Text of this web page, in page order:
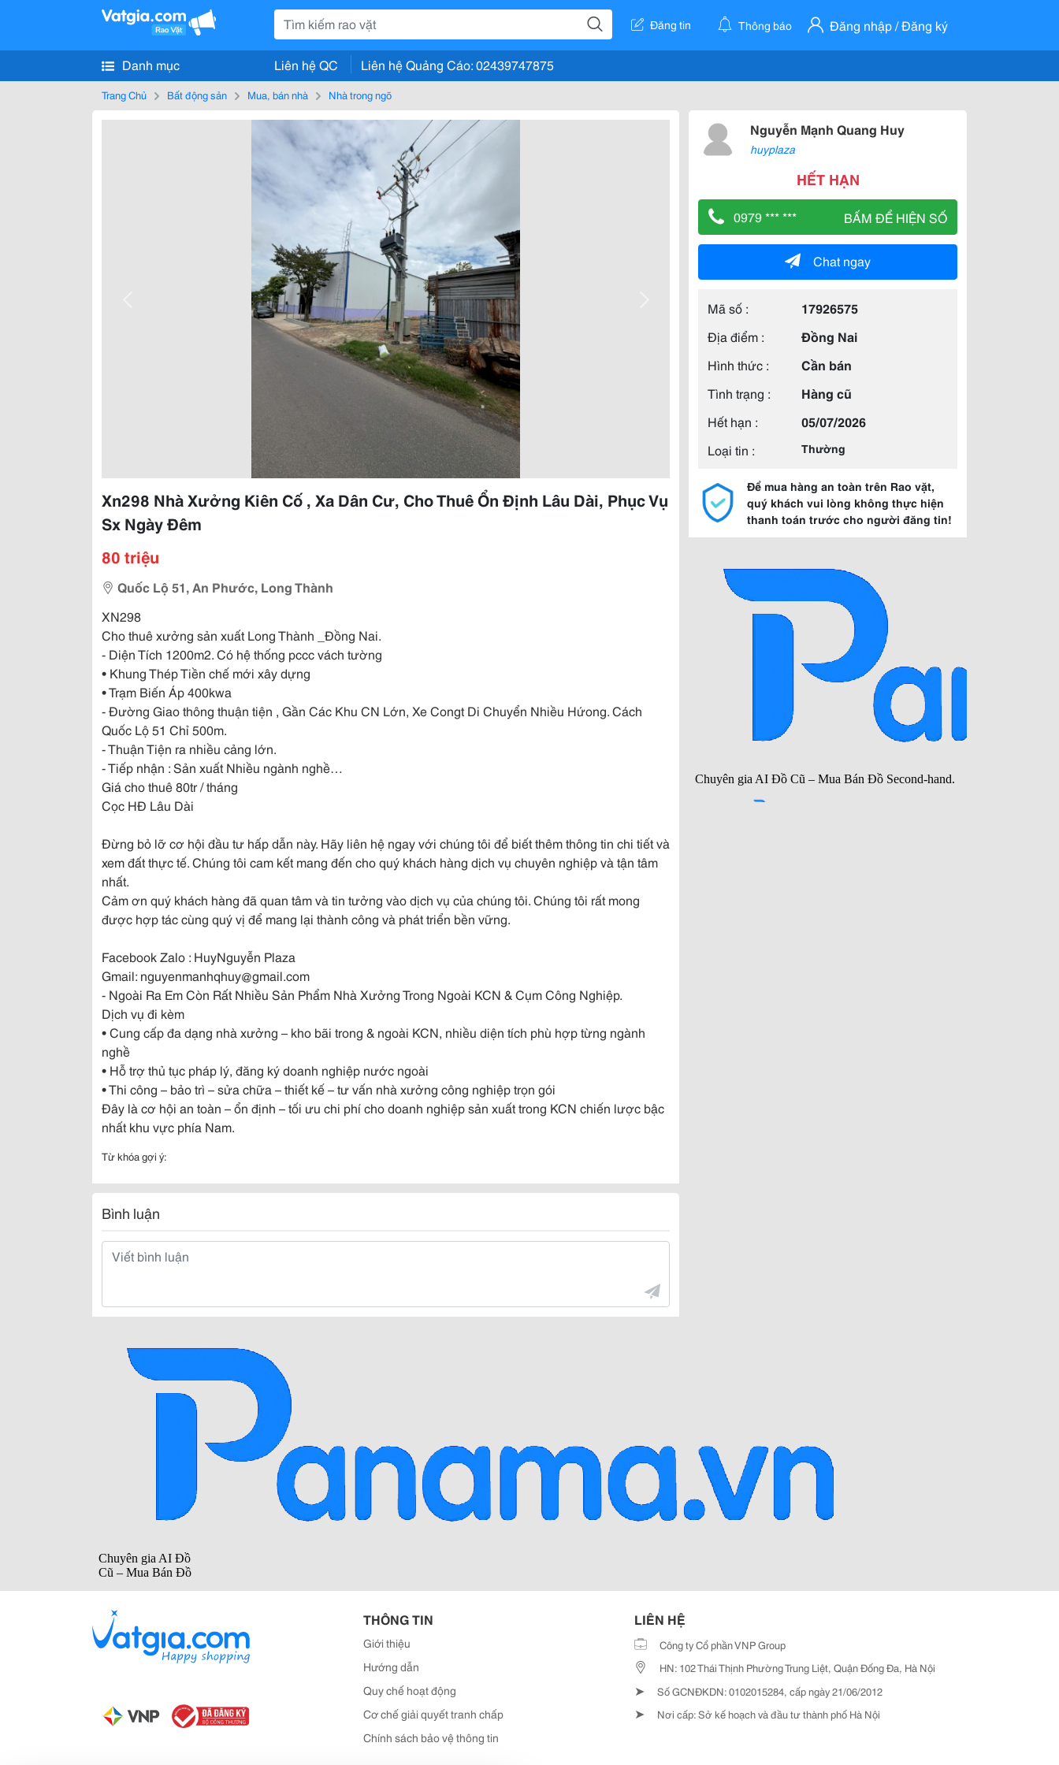
Đăng tin Thông báo Đăng nhập / Đăng ký
Danh mục Liên hệ QC Liên hệ Quảng Cáo: 02439747875
Trang Chủ Bất động sản Mua, bán nhà Nhà trong ngõ
Xn298 Nhà Xưởng Kiên Cố , Xa Dân Cư, Cho Thuê Ổn Định Lâu Dài, Phục Vụ
Sx Ngày Đêm
80 triệu
Quốc Lộ 51, An Phước, Long Thành
XN298
Cho thuê xưởng sản xuất Long Thành _Đồng Nai.
- Diện Tích 1200m2. Có hệ thống pccc vách tường
• Khung Thép Tiền chế mới xây dựng
• Trạm Biến Áp 400kwa
- Đường Giao thông thuận tiện , Gần Các Khu CN Lớn, Xe Congt Di Chuyển Nhiều Hứong. Cách
Quốc Lộ 51 Chỉ 500m.
- Thuận Tiện ra nhiều cảng lớn.
- Tiếp nhận : Sản xuất Nhiều ngành nghề…
Giá cho thuê 80tr / tháng
Cọc HĐ Lâu Dài
Đừng bỏ lỡ cơ hội đầu tư hấp dẫn này. Hãy liên hệ ngay với chúng tôi để biết thêm thông tin chi tiết và
xem đất thực tế. Chúng tôi cam kết mang đến cho quý khách hàng dịch vụ chuyên nghiệp và tận tâm
nhất.
Cảm ơn quý khách hàng đã quan tâm và tin tưởng vào dịch vụ của chúng tôi. Chúng tôi rất mong
được hợp tác cùng quý vị để mang lại thành công và phát triển bền vững.
Facebook Zalo : HuyNguyễn Plaza
Gmail: nguyenmanhqhuy@gmail.com
- Ngoài Ra Em Còn Rất Nhiều Sản Phẩm Nhà Xưởng Trong Ngoài KCN & Cụm Công Nghiệp.
Dịch vụ đi kèm
• Cung cấp đa dạng nhà xưởng – kho bãi trong & ngoài KCN, nhiều diện tích phù hợp từng ngành
nghề
• Hỗ trợ thủ tục pháp lý, đăng ký doanh nghiệp nước ngoài
• Thi công – bảo trì – sửa chữa – thiết kế – tư vấn nhà xưởng công nghiệp trọn gói
Đây là cơ hội an toàn – ổn định – tối ưu chi phí cho doanh nghiệp sản xuất trong KCN chiến lược bậc
nhất khu vực phía Nam.
Từ khóa gợi ý:
Bình luận
Nguyễn Mạnh Quang Huy
huyplaza
HẾT HẠN
0979 *** *** BẤM ĐỂ HIỆN SỐ
Chat ngay
Mã số :
17926575
Địa điểm :
Đồng Nai
Hình thức :
Cần bán
Tình trạng :
Hàng cũ
Hết hạn :
05/07/2026
Loại tin :
Thường
Để mua hàng an toàn trên Rao vặt,
quý khách vui lòng không thực hiện
thanh toán trước cho người đăng tin!
THÔNG TIN
Giới thiệu
Hướng dẫn
Quy chế hoạt động
Cơ chế giải quyết tranh chấp
Chính sách bảo vệ thông tin
LIÊN HỆ
Công ty Cổ phần VNP Group
HN: 102 Thái Thịnh Phường Trung Liệt, Quận Đống Đa, Hà Nội
➤ Số GCNĐKDN: 0102015284, cấp ngày 21/06/2012
➤ Nơi cấp: Sở kế hoạch và đầu tư thành phố Hà Nội